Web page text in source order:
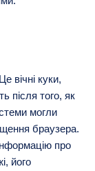
вічні куки,
після того, як
могли
браузера.
про
його